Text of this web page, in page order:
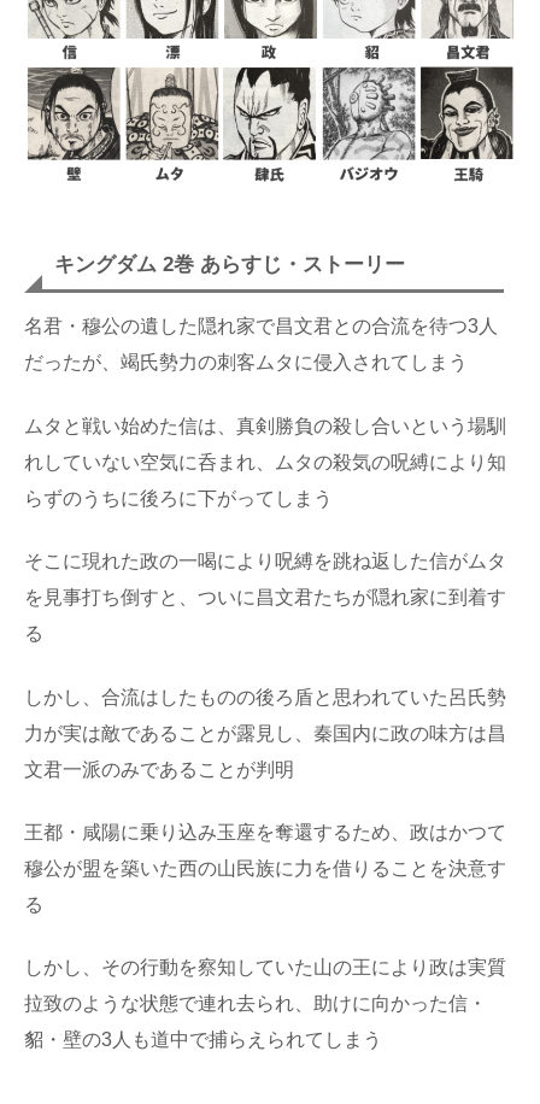
キングダム 2巻 あらすじ・ストーリー
名君・穆公の遺した隠れ家で昌文君との合流を待つ3人
だったが、竭氏勢力の刺客ムタに侵入されてしまう
ムタと戦い始めた信は、真剣勝負の殺し合いという場馴
れしていない空気に呑まれ、ムタの殺気の呪縛により知
らずのうちに後ろに下がってしまう
そこに現れた政の一喝により呪縛を跳ね返した信がムタ
を見事打ち倒すと、ついに昌文君たちが隠れ家に到着す
る
しかし、合流はしたものの後ろ盾と思われていた呂氏勢
力が実は敵であることが露見し、秦国内に政の味方は昌
文君一派のみであることが判明
王都・咸陽に乗り込み玉座を奪還するため、政はかつて
穆公が盟を築いた西の山民族に力を借りることを決意す
る
しかし、その行動を察知していた山の王により政は実質
拉致のような状態で連れ去られ、助けに向かった信・
貂・壁の3人も道中で捕らえられてしまう